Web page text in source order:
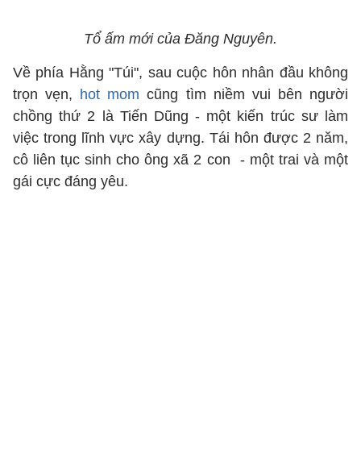
Tổ ấm mới của Đăng Nguyên.
Về phía Hằng "Túi", sau cuộc hôn nhân đầu không
trọn vẹn, hot mom cũng tìm niềm vui bên người
chồng thứ 2 là Tiến Dũng - một kiến trúc sư làm
việc trong lĩnh vực xây dựng. Tái hôn được 2 năm,
cô liên tục sinh cho ông xã 2 con - một trai và một
gái cực đáng yêu.